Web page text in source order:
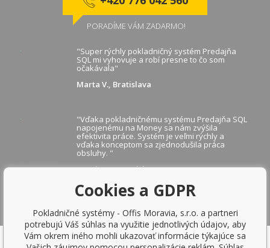
PORADÍME VÁM ZADARMO!
"Super rýchly pokladničný systém Predajňa
SQL mi vyhovuje a robí presne to čo som
očakávala"
Marta V., Bratislava
"Vďaka pokladničnému systému Predajňa SQL
napojenému na Money sa nám zvýšila
efektivita práce. Systém je veľmi rýchly a
vďaka konceptom sa zjednodušila práca
obsluhy. "
Martina B., Bratislava
ZOBRAZIŤ ĎALŠIE REFERENCIE
Cookies a GDPR
Pokladničné systémy - Offis Moravia, s.r.o. a partneri
potrebujú Váš súhlas na využitie jednotlivých údajov, aby
Vám okrem iného mohli ukazovať informácie týkajúce sa